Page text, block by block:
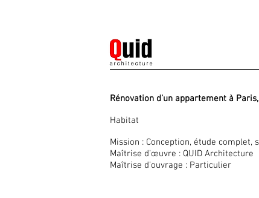
Rénovation d’un appartement à
Habitat
Mission : Conception, étude
Maîtrise d’œuvre : QUID Architecture
Maîtrise d’ouvrage : Particulier